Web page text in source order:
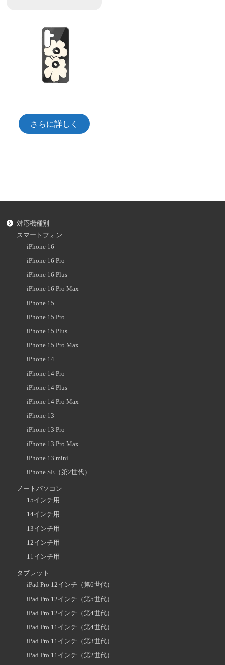
さらに詳しく
対応機種別
スマートフォン
iPhone 16
iPhone 16 Pro
iPhone 16 Plus
iPhone 16 Pro Max
iPhone 15
iPhone 15 Pro
iPhone 15 Plus
iPhone 15 Pro Max
iPhone 14
iPhone 14 Pro
iPhone 14 Plus
iPhone 14 Pro Max
iPhone 13
iPhone 13 Pro
iPhone 13 Pro Max
iPhone 13 mini
iPhone SE（第2世代）
ノートパソコン
15インチ用
14インチ用
13インチ用
12インチ用
11インチ用
タブレット
iPad Pro 12インチ（第6世代）
iPad Pro 12インチ（第5世代）
iPad Pro 12インチ（第4世代）
iPad Pro 11インチ（第4世代）
iPad Pro 11インチ（第3世代）
iPad Pro 11インチ（第2世代）